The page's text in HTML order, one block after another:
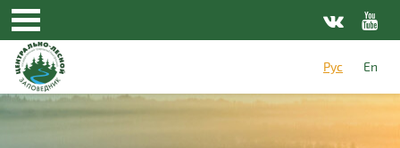
Перейти к основному содержанию
Рус
En